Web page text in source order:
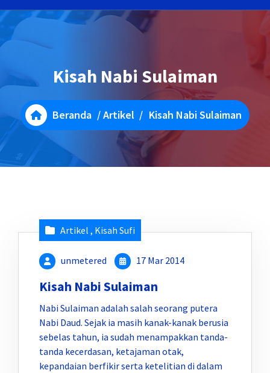
Kisah Nabi Sulaiman
Beranda /Artikel / Kisah Nabi Sulaiman
Artikel , Kisah Sufi
unmetered 17 Mar 2014
Kisah Nabi Sulaiman
Nabi Sulaiman adalah salah seorang putera
Nabi Daud. Sejak ia masih kanak-kanak berusia
sebelas tahun, ia sudah menampakkan tanda-
tanda kecerdasan, ketajaman otak,
kepandaian berfikir serta ketelitian di dalam